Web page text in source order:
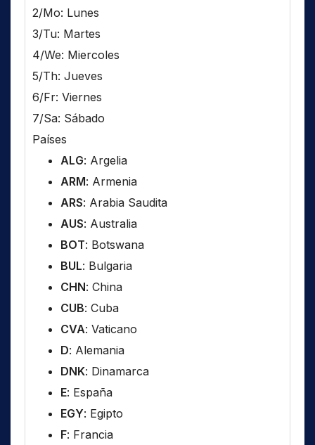
2/Mo: Lunes
3/Tu: Martes
4/We: Miercoles
5/Th: Jueves
6/Fr: Viernes
7/Sa: Sábado
Países
ALG: Argelia
ARM: Armenia
ARS: Arabia Saudita
AUS: Australia
BOT: Botswana
BUL: Bulgaria
CHN: China
CUB: Cuba
CVA: Vaticano
D: Alemania
DNK: Dinamarca
E: España
EGY: Egipto
F: Francia